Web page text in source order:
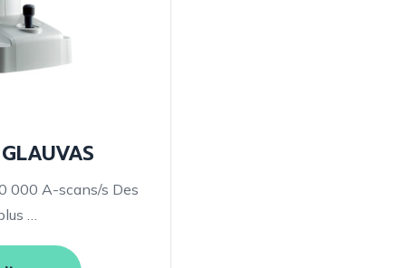
000 A-scans/s Des
…